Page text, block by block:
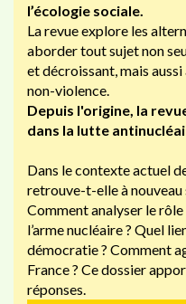
l’écologie sociale.
La revue explore les
aborder tout sujet non
et décroissant, mais
non-violence.
Depuis l'origine, la
dans la lutte
Dans le contexte actuel
retrouve-t-elle à nouveau
Comment analyser le rôle
l’arme nucléaire ? Quel
démocratie ? Comment
France ? Ce dossier
réponses.